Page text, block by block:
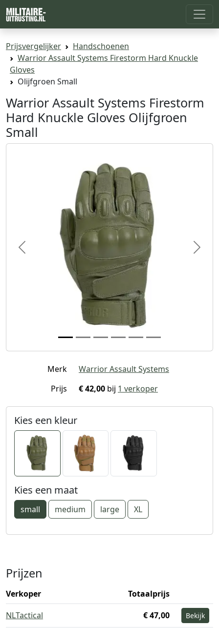
Prijsvergelijker
Handschoenen
Warrior Assault Systems Firestorm Hard Knuckle
Gloves
Olijfgroen Small
Warrior Assault Systems Firestorm
Hard Knuckle Gloves Olijfgroen
Small
Previous Next
Merk
Warrior Assault Systems
Prijs
€ 42,00 bij 1 verkoper
Kies een kleur
Kies een maat
small medium large XL
Prijzen
Verkoper
Totaalprijs
NLTactical
€ 47,00 Bekijk